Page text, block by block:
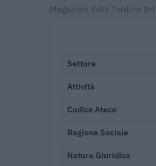
Magazzini Edili Tontine
Settore
Attività
Codice Ateco
Ragione Sociale
Natura Giuridica